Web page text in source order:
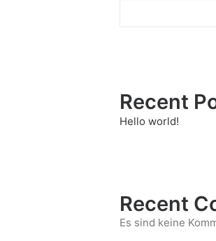
Recent
Hello world!
Recent
Es sind keine